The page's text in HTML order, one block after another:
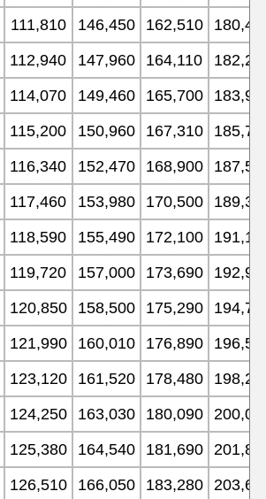
111,810 146,450 162,510
112,940 147,960 164,110
114,070 149,460 165,700
115,200 150,960 167,310
116,340 152,470 168,900
117,460 153,980 170,500
118,590 155,490 172,100
119,720 157,000 173,690
120,850 158,500 175,290
121,990 160,010 176,890
123,120 161,520 178,480
124,250 163,030 180,090
125,380 164,540 181,690
126,510 166,050 183,280